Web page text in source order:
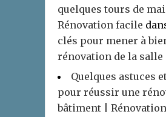
quelques tours de
Rénovation facile
clés pour mener à
rénovation de la salle
Quelques astuces
pour réussir une
bâtiment |